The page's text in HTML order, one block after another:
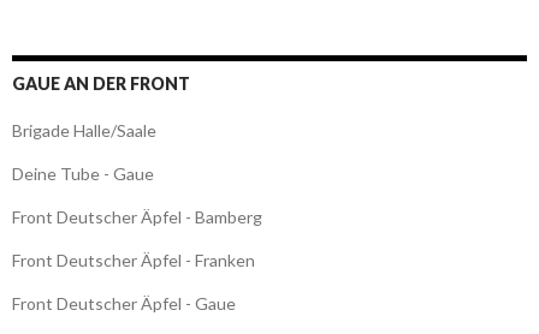
GAUE AN DER FRONT
Brigade Halle/Saale
Deine Tube - Gaue
Front Deutscher Äpfel - Bamberg
Front Deutscher Äpfel - Franken
Front Deutscher Äpfel - Gaue